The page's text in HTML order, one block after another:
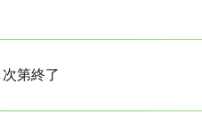
第終了